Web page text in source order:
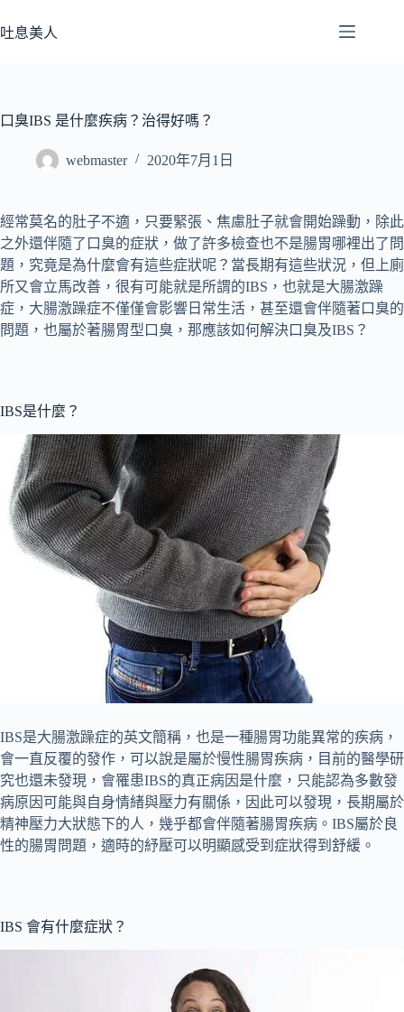
至
容
吐息美人
口臭IBS 是什麼疾病？治得好嗎？
webmaster 2020年7月1日
經常莫名的肚子不適，只要緊張、焦慮肚子就會開始躁動，除此
之外還伴隨了口臭的症狀，做了許多檢查也不是腸胃哪裡出了問
題，究竟是為什麼會有這些症狀呢？當長期有這些狀況，但上廁
所又會立馬改善，很有可能就是所謂的IBS，也就是大腸激躁
症，大腸激躁症不僅僅會影響日常生活，甚至還會伴隨著口臭的
問題，也屬於著腸胃型口臭，那應該如何解決口臭及IBS？
IBS是什麼？
IBS是大腸激躁症的英文簡稱，也是一種腸胃功能異常的疾病，
會一直反覆的發作，可以說是屬於慢性腸胃疾病，目前的醫學研
究也還未發現，會罹患IBS的真正病因是什麼，只能認為多數發
病原因可能與自身情緒與壓力有關係，因此可以發現，長期屬於
精神壓力大狀態下的人，幾乎都會伴隨著腸胃疾病。IBS屬於良
性的腸胃問題，適時的紓壓可以明顯感受到症狀得到舒緩。
IBS 會有什麼症狀？